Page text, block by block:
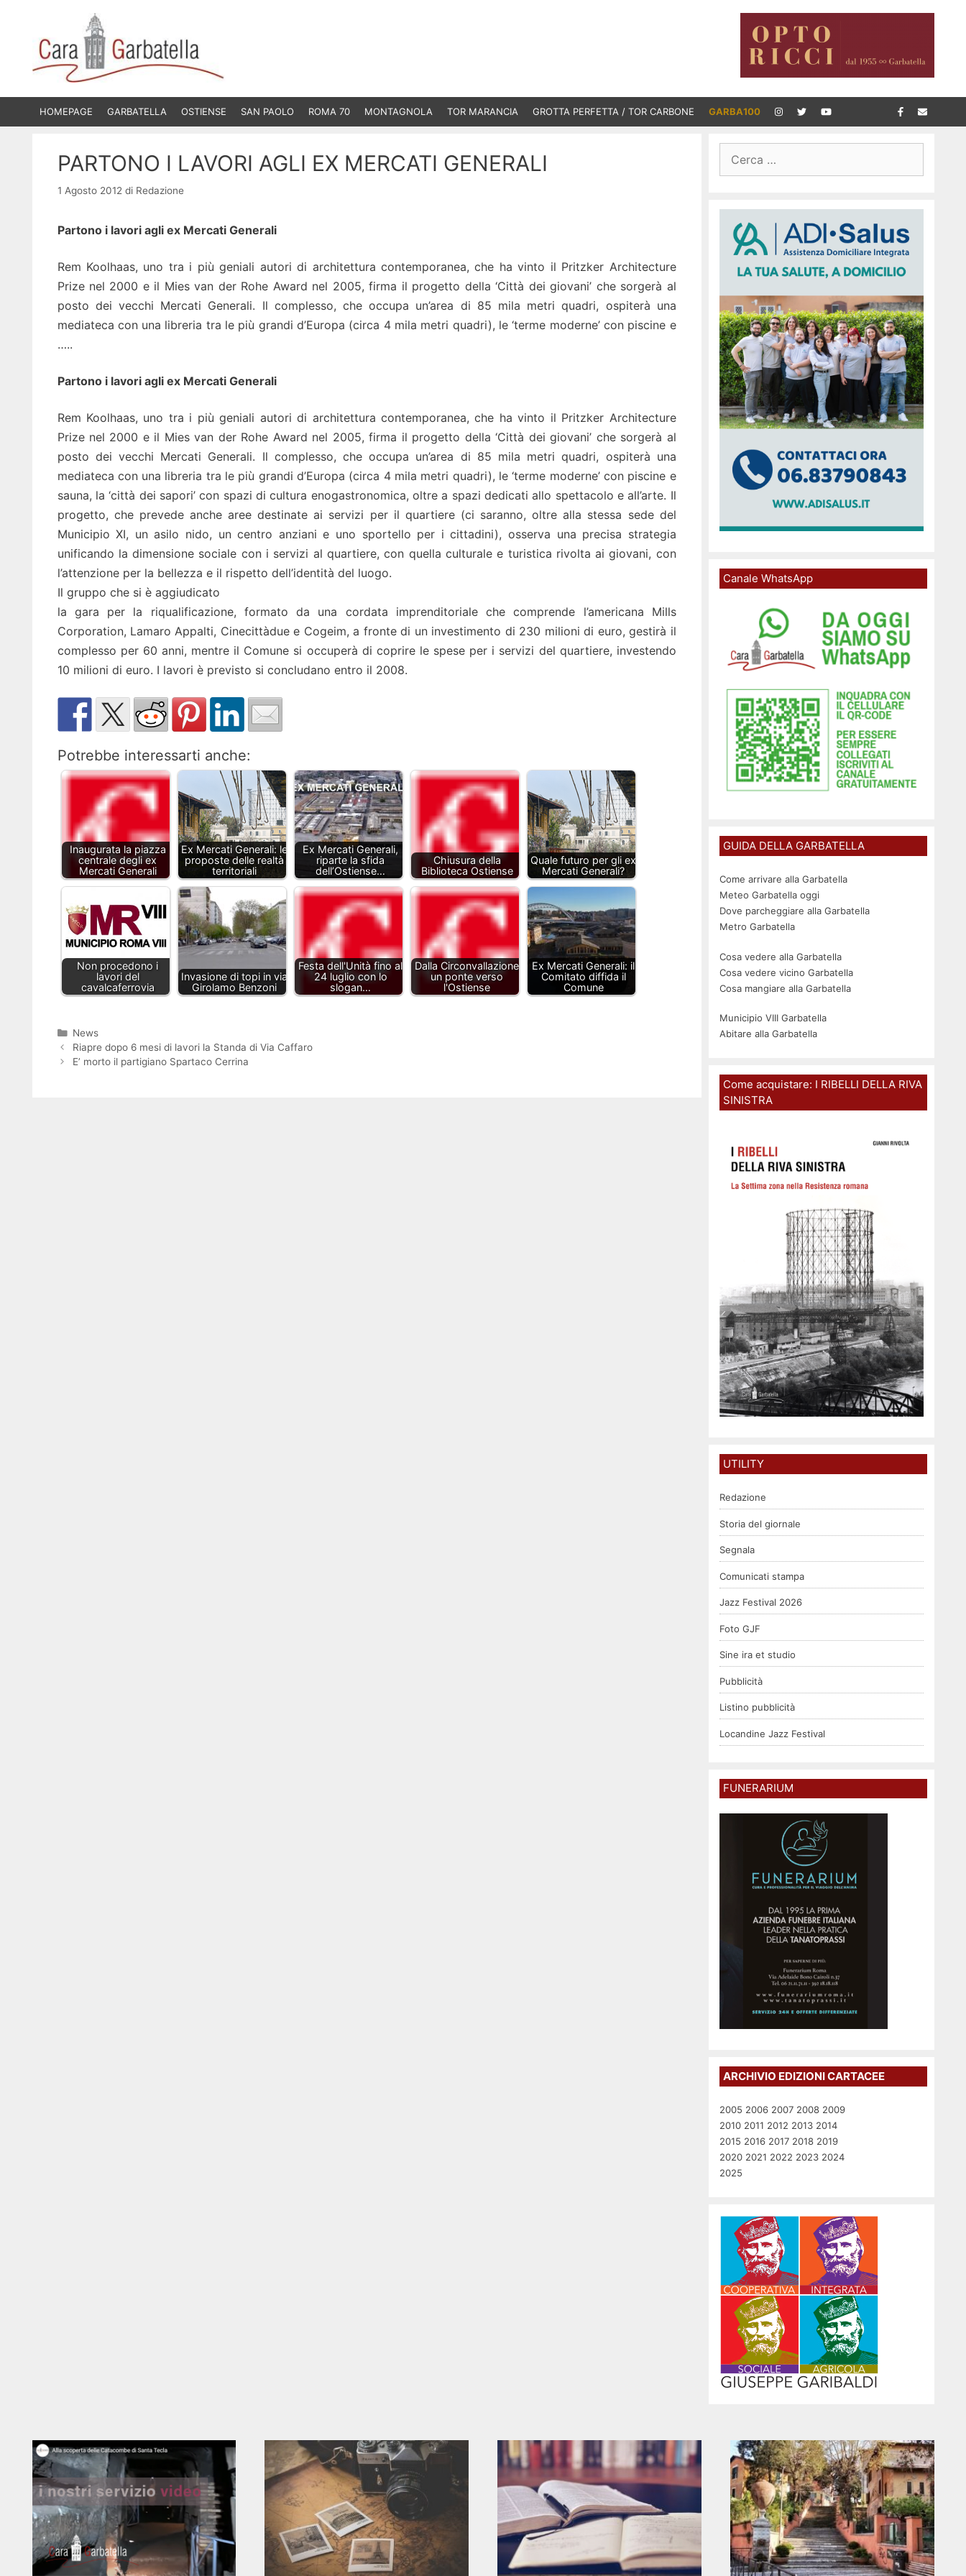
contenuto
HOMEPAGE GARBATELLA OSTIENSE SAN PAOLO ROMA 70 MONTAGNOLA TOR MARANCIA GROTTA PERFETTA / TOR CARBONE GARBA100
PARTONO I LAVORI AGLI EX MERCATI GENERALI
1 Agosto 2012 di Redazione
Partono i lavori agli ex Mercati Generali
Rem Koolhaas, uno tra i più geniali autori di architettura contemporanea, che ha vinto il Pritzker Architecture
Prize nel 2000 e il Mies van der Rohe Award nel 2005, firma il progetto della ‘Città dei giovani’ che sorgerà al
posto dei vecchi Mercati Generali. Il complesso, che occupa un’area di 85 mila metri quadri, ospiterà una
mediateca con una libreria tra le più grandi d’Europa (circa 4 mila metri quadri), le ‘terme moderne’ con piscine e
…..
Partono i lavori agli ex Mercati Generali
Rem Koolhaas, uno tra i più geniali autori di architettura contemporanea, che ha vinto il Pritzker Architecture
Prize nel 2000 e il Mies van der Rohe Award nel 2005, firma il progetto della ‘Città dei giovani’ che sorgerà al
posto dei vecchi Mercati Generali. Il complesso, che occupa un’area di 85 mila metri quadri, ospiterà una
mediateca con una libreria tra le più grandi d’Europa (circa 4 mila metri quadri), le ‘terme moderne’ con piscine e
sauna, la ‘città dei sapori’ con spazi di cultura enogastronomica, oltre a spazi dedicati allo spettacolo e all’arte. Il
progetto, che prevede anche aree destinate ai servizi per il quartiere (ci saranno, oltre alla stessa sede del
Municipio XI, un asilo nido, un centro anziani e uno sportello per i cittadini), osserva una precisa strategia
unificando la dimensione sociale con i servizi al quartiere, con quella culturale e turistica rivolta ai giovani, con
l’attenzione per la bellezza e il rispetto dell’identità del luogo.
Il gruppo che si è aggiudicato
la gara per la riqualificazione, formato da una cordata imprenditoriale che comprende l’americana Mills
Corporation, Lamaro Appalti, Cinecittàdue e Cogeim, a fronte di un investimento di 230 milioni di euro, gestirà il
complesso per 60 anni, mentre il Comune si occuperà di coprire le spese per i servizi del quartiere, investendo
10 milioni di euro. I lavori è previsto si concludano entro il 2008.
Potrebbe interessarti anche:
Inaugurata la piazza
centrale degli ex
Mercati Generali
Ex Mercati Generali: le
proposte delle realtà
territoriali
Ex Mercati Generali,
riparte la sfida
dell’Ostiense…
Chiusura della
Biblioteca Ostiense
Quale futuro per gli ex
Mercati Generali?
Non procedono i
lavori del
cavalcaferrovia
Invasione di topi in via
Girolamo Benzoni
Festa dell'Unità fino al
24 luglio con lo
slogan…
Dalla Circonvallazione
un ponte verso
l'Ostiense
Ex Mercati Generali: il
Comitato diffida il
Comune
Categorie
News
Riapre dopo 6 mesi di lavori la Standa di Via Caffaro
E’ morto il partigiano Spartaco Cerrina
per:
Canale WhatsApp
GUIDA DELLA GARBATELLA
Come arrivare alla Garbatella
Meteo Garbatella oggi
Dove parcheggiare alla Garbatella
Metro Garbatella
Cosa vedere alla Garbatella
Cosa vedere vicino Garbatella
Cosa mangiare alla Garbatella
Municipio VIII Garbatella
Abitare alla Garbatella
Come acquistare: I RIBELLI DELLA RIVA
SINISTRA
UTILITY
Redazione
Storia del giornale
Segnala
Comunicati stampa
Jazz Festival 2026
Foto GJF
Sine ira et studio
Pubblicità
Listino pubblicità
Locandine Jazz Festival
FUNERARIUM
ARCHIVIO EDIZIONI CARTACEE
2005 2006 2007 2008 2009
2010 2011 2012 2013 2014
2015 2016 2017 2018 2019
2020 2021 2022 2023 2024
2025